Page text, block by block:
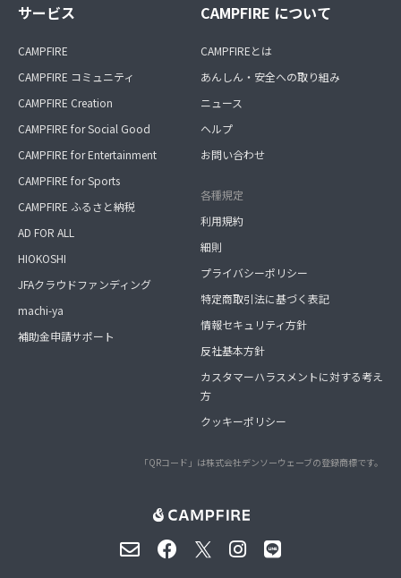
サービス
CAMPFIRE
CAMPFIRE コミュニティ
CAMPFIRE Creation
CAMPFIRE for Social Good
CAMPFIRE for Entertainment
CAMPFIRE for Sports
CAMPFIRE ふるさと納税
AD FOR ALL
HIOKOSHI
JFAクラウドファンディング
machi-ya
補助金申請サポート
CAMPFIRE について
CAMPFIREとは
あんしん・安全への取り組み
ニュース
ヘルプ
お問い合わせ
各種規定
利用規約
細則
プライバシーポリシー
特定商取引法に基づく表記
情報セキュリティ方針
反社基本方針
カスタマーハラスメントに対する考え
方
クッキーポリシー
「QRコード」は株式会社デンソーウェーブの登録商標です。